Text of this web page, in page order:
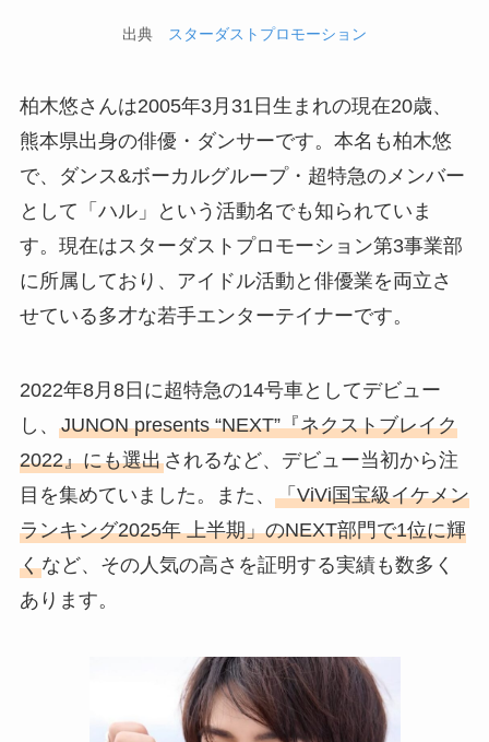
出典 スターダストプロモーション
柏木悠さんは2005年3月31日生まれの現在20歳、
熊本県出身の俳優・ダンサーです。本名も柏木悠
で、ダンス&ボーカルグループ・超特急のメンバー
として「ハル」という活動名でも知られていま
す。現在はスターダストプロモーション第3事業部
に所属しており、アイドル活動と俳優業を両立さ
せている多才な若手エンターテイナーです。
2022年8月8日に超特急の14号車としてデビュー
し、 JUNON presents “NEXT”『ネクストブレイク
2022』にも選出されるなど、デビュー当初から注
目を集めていました。また、 「ViVi国宝級イケメン
ランキング2025年 上半期」のNEXT部門で1位に輝
くなど、その人気の高さを証明する実績も数多く
あります。